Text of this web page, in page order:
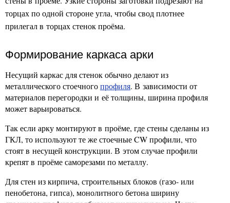
торцах по одной стороне угла, чтобы свод плотнее
прилегал в торцах стенок проёма.
Формирование каркаса арки
Несущий каркас для стенок обычно делают из
металлического стоечногопрофиля. В зависимости от
материалов перегородки и её толщины, ширина профиля
может варьироваться.
Так если арку монтируют в проёме, где стены сделаны из
ГКЛ, то используют те же стоечные CW профили, что
стоят в несущей конструкции. В этом случае профили
крепят в проёме саморезами по металлу.
Для стен из кирпича, строительных блоков (газо- или
пенобетона, гипса), монолитного бетона ширину